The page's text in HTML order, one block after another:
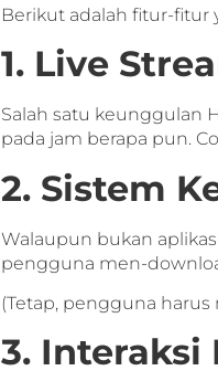
Berikut adalah fitur-fitur
1. Live
Salah satu keunggulan
pada jam berapa pun.
2. Sistem
Walaupun bukan
pengguna men-
(Tetap, pengguna
3. Interaksi